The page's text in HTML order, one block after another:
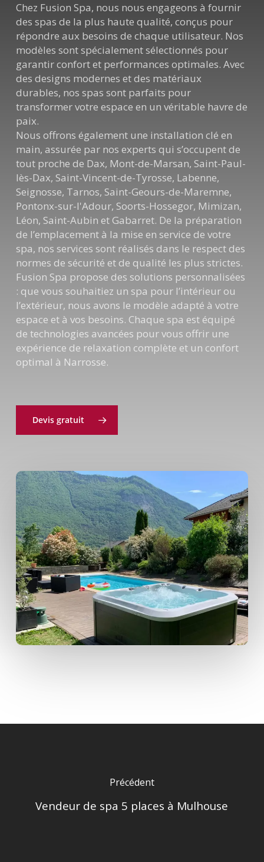
Chez Fusion Spa, nous nous engageons à fournir
des spas de la plus haute qualité, conçus pour
répondre aux besoins de chaque utilisateur. Nos
modèles sont spécialement sélectionnés pour
garantir confort et performances optimales. Avec
des designs modernes et des matériaux
durables, nos spas sont parfaits pour
transformer votre espace en un véritable havre de
paix.
Nous offrons également une installation clé en
main, assurée par nos experts qui s’occupent de
tout proche de Dax, Mont-de-Marsan, Saint-Paul-
lès-Dax, Saint-Vincent-de-Tyrosse, Labenne,
Seignosse, Tarnos, Saint-Geours-de-Maremne,
Pontonx-sur-l'Adour, Soorts-Hossegor, Mimizan,
Léon, Saint-Aubin et Gabarret. De la préparation
de l’emplacement à la mise en service de votre
spa, nos services sont réalisés dans le respect des
normes de sécurité et de qualité les plus strictes.
Fusion Spa propose des solutions personnalisées
: que vous souhaitiez un spa pour l’intérieur ou
l’extérieur, nous avons le modèle adapté à votre
espace et à vos besoins. Chaque spa est équipé
de technologies avancées pour vous offrir une
expérience de relaxation complète et un confort
optimal à Narrosse.
Devis gratuit
Précédent
Vendeur de spa 5 places à Mulhouse